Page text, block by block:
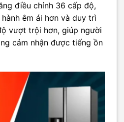
điều chỉnh 36 cấp độ,
êm ái hơn và duy trì
vượt trội hơn, giúp người
cảm nhận được tiếng ồn